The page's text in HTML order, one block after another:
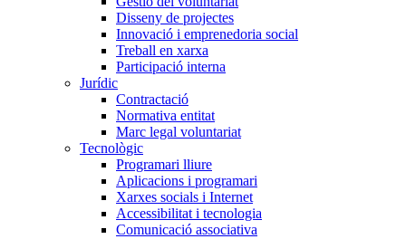
Disseny de projectes
Innovació i emprenedoria social
Treball en xarxa
Participació interna
Jurídic
Contractació
Normativa entitat
Marc legal voluntariat
Tecnològic
Programari lliure
Aplicacions i programari
Xarxes socials i Internet
Accessibilitat i tecnologia
Comunicació associativa